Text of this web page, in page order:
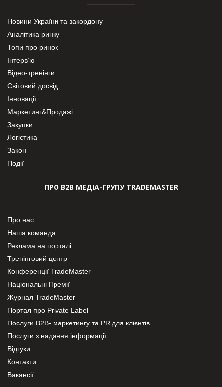
Новини України та закордону
Аналітика ринку
Топи про ринок
Інтерв’ю
Відео-тренінги
Світовий досвід
Інновації
Маркетинг&Продажі
Закупки
Логістика
Закон
Події
ПРО В2В МЕДІА-ГРУПУ TRADEMASTER
Про нас
Наша команда
Реклама на порталі
Тренінговий центр
Конференції TradeMaster
Національні Премії
Журнал TradeMaster
Портал про Private Label
Послуги В2В- маркетингу та PR для клієнтів
Послуги з надання інформації
Відгуки
Контакти
Вакансії